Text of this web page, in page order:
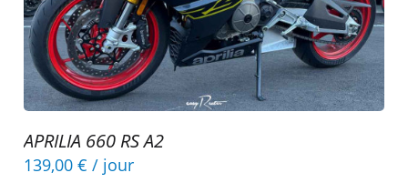
APRILIA 660 RS A2
139,00 € / jour